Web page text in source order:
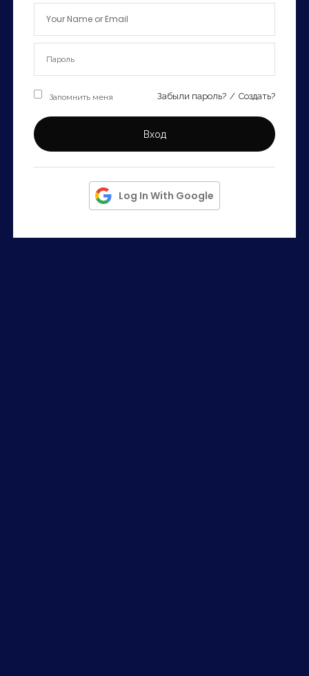
Запомнить меня Создать?
/
Забыли пароль?
Вход
Log In With Google